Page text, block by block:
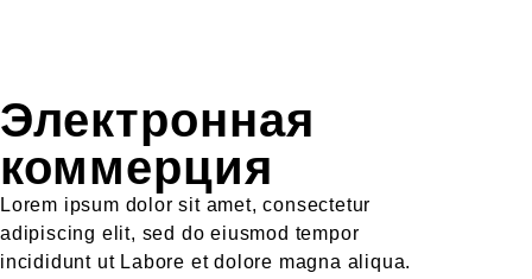
Электронная
коммерция
Lorem ipsum dolor sit amet, consectetur
adipiscing elit, sed do eiusmod tempor
incididunt ut Labore et dolore magna aliqua.